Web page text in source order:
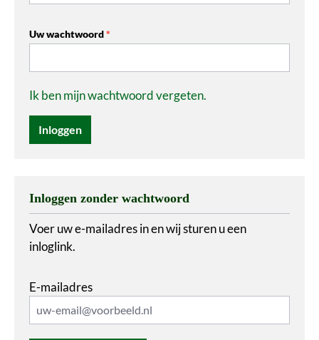
Uw wachtwoord*
Ik ben mijn wachtwoord vergeten.
Inloggen
Inloggen zonder wachtwoord
Voer uw e-mailadres in en wij sturen u een
inloglink.
E-mailadres